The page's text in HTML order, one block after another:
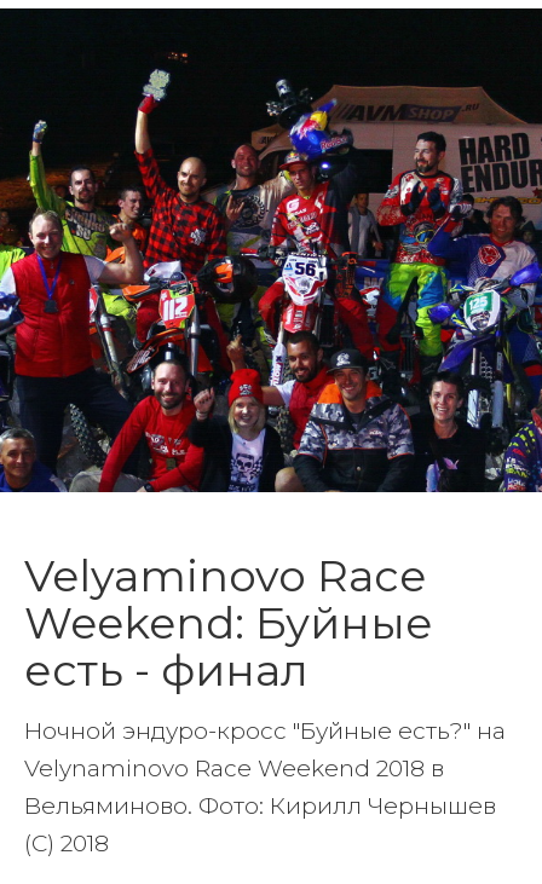
Velyaminovo Race
Weekend: Буйные
есть - финал
Ночной эндуро-кросс "Буйные есть?" на
Velynaminovo Race Weekend 2018 в
Вельяминово. Фото: Кирилл Чернышев
(С) 2018